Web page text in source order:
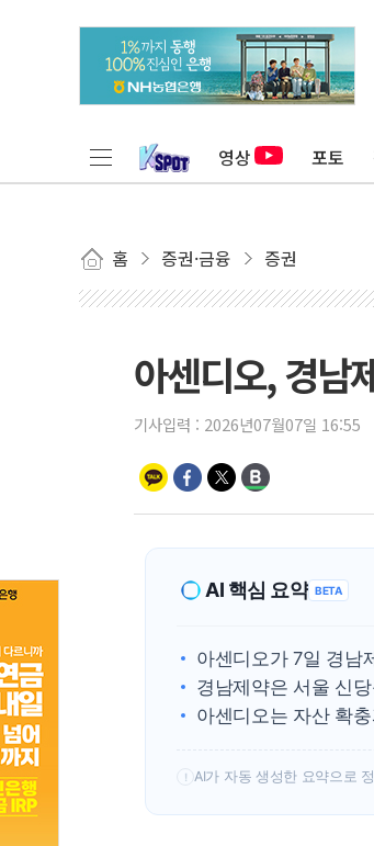
영상 포토
홈 증권·금융 증권
아센디오, 경남
기사입력 : 2026년07월07일 16:55
AI 핵심 요약 BETA
아센디오가 7일 경남
경남제약은 서울 신
아센디오는 자산 확
! AI가 자동 생성한 요약으로